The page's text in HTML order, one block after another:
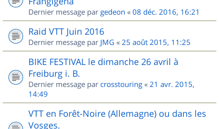
Dernier message par gedeon « 08 déc. 2016, 16:21
Raid VTT Juin 2016
Dernier message par JMG « 25 août 2015, 11:25
BIKE FESTIVAL le dimanche 26 avril à
Freiburg i. B.
Dernier message par crosstouring « 21 avr. 2015,
14:49
VTT en Forêt-Noire (Allemagne) ou dans les
Vosges.